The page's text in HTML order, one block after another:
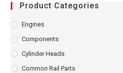
Product Categories
Engines
Components
Cylinder Heads
Common Rail Parts